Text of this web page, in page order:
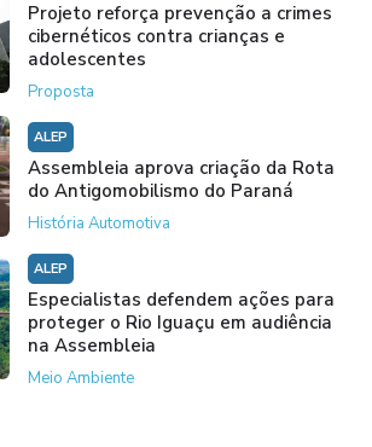
Projeto reforça prevenção a crimes
cibernéticos contra crianças e
adolescentes
Proposta
ALEP
Assembleia aprova criação da Rota
do Antigomobilismo do Paraná
História Automotiva
ALEP
Especialistas defendem ações para
proteger o Rio Iguaçu em audiência
na Assembleia
Meio Ambiente